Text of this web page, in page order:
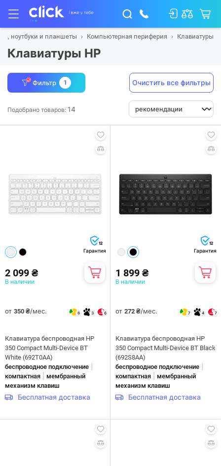
ноутбуки и планшеты Компьютерная периферия Клавиатуры
Клавиатуры HP
Фильтр 1 Очистить все фильтры
Подобрано товаров: 14
12
Гарантия
2 099 ₴
В наличии
от 350 ₴/мес. 6 3 6
Клавиатура беспроводная HP
350 Compact Multi-Device BT
White (692T0AA)
беспроводное подключение
компактная
мембранный
механизм клавиш
Бесплатная доставка
12
Гарантия
1 899 ₴
В наличии
от 272 ₴/мес. 7 4 7
Клавиатура беспроводная HP
350 Compact Multi-Device BT Black
(692S8AA)
беспроводное подключение
компактная
мембранный
механизм клавиш
Бесплатная доставка